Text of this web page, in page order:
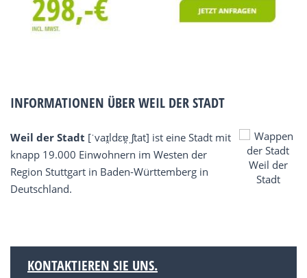
INFORMATIONEN ÜBER WEIL DER STADT
Weil der Stadt [ˈvaɪ̯ldɛɐ̯​ˌʃtat] ist eine Stadt mit
knapp 19.000 Einwohnern im Westen der
Region Stuttgart in Baden-Württemberg in
Deutschland.
KONTAKTIEREN SIE UNS.